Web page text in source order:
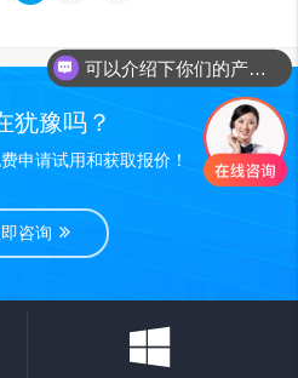
犹豫吗？
申请试用和获取报价！
咨询
可以介绍下你们的产品么